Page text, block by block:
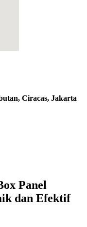
Ciracas, Jakarta
Panel
dan Efektif